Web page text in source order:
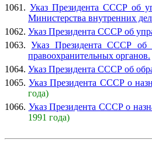
1061. Указ Президента СССР об
Министерства внутренних
1062. Указ Президента СССР об
1063.Указ Президента СССР об
правоохранительных органов.
1064. Указ Президента СССР об
1065.Указ Президента СССР о
года)
1066. Указ Президента СССР о
1991 года)